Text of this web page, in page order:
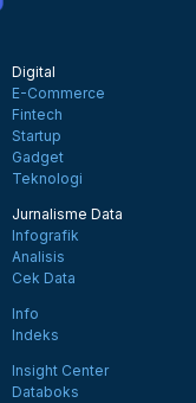
Digital
E-Commerce
Fintech
Startup
Gadget
Teknologi
Jurnalisme Data
Infografik
Analisis
Cek Data
Info
Indeks
Insight Center
Databoks